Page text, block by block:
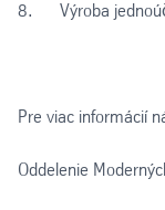
8. Výroba
Pre viac informácií
Oddelenie